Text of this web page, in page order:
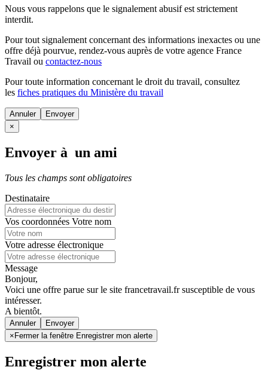
Nous vous rappelons que le signalement abusif est strictement
interdit.
Pour tout signalement concernant des informations inexactes ou une
offre déjà pourvue, rendez-vous auprès de votre agence France
Travail ou contactez-nous
Pour toute information concernant le droit du travail, consultez
les fiches pratiques du Ministère du travail
Annuler
×
Envoyer à un ami
Tous les champs sont obligatoires
Destinataire
Vos coordonnées Votre nom
Votre adresse électronique
Message
Bonjour,
Voici une offre parue sur le site francetravail.fr susceptible de vous
intéresser.
A bientôt.
Annuler
× Fermer la fenêtre Enregistrer mon alerte
Enregistrer mon alerte